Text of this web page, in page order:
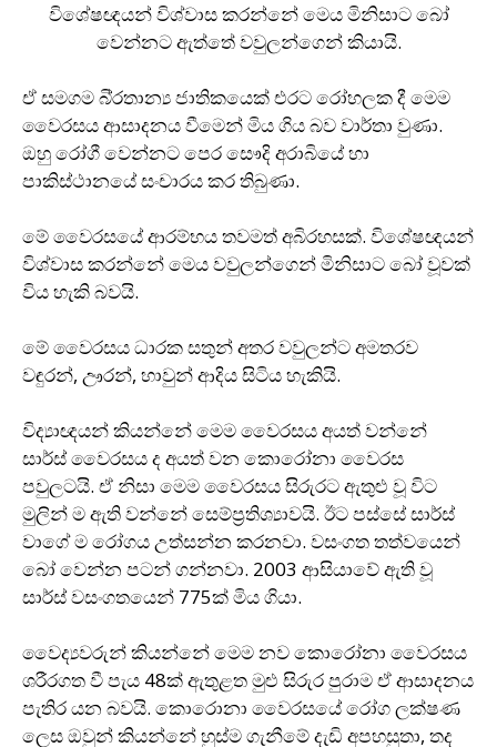
විශේෂඥයන් විශ්වාස කරන්නේ මෙය මිනිසාට බෝ
වෙන්නට ඇත්තේ වවුලන්ගෙන් කියායි.
ඒ සමගම බි‍්‍රතාන්‍ය ජාතිකයෙක් එරට රෝහලක දී මෙම
වෛරසය ආසාදනය වීමෙන් මිය ගිය බව වාර්තා වුණා.
ඔහු රෝගී වෙන්නට පෙර සෞදි අරාබියේ හා
පාකිස්ථානයේ සංචාරය කර තිබුණා.
මේ වෛරසයේ ආරම්භය තවමත් අබිරහසක්. විශේෂඥයන්
විශ්වාස කරන්නේ මෙය වවුලන්ගෙන් මිනිසාට බෝ වූවක්
විය හැකි බවයි.
මේ වෛරසය ධාරක සතුන් අතර වවුලන්ට අමතරව
වඳුරන්, ඌරන්, හාවුන් ආදිය සිටිය හැකියි.
විද්‍යාඥයන් කියන්නේ මෙම වෛරසය අයත් වන්නේ
සාර්ස් වෛරසය ද අයත් වන කොරෝනා වෛරස
පවුලටයි. ඒ නිසා මෙම වෛරසය සිරුරට ඇතුළු වූ විට
මුලින් ම ඇති වන්නේ සෙම්ප‍්‍රතිශ්‍යාවයි. ඊට පස්සේ සාර්ස්
වාගේ ම රෝගය උත්සන්න කරනවා. වසංගත තත්වයෙන්
බෝ වෙන්න පටන් ගන්නවා. 2003 ආසියාවේ ඇති වූ
සාර්ස් වසංගතයෙන් 775ක් මිය ගියා.
වෛද්‍යවරුන් කියන්නේ මෙම නව කොරෝනා වෛරසය
ශරීරගත වී පැය 48ක් ඇතුළත මුළු සිරුර පුරාම ඒ ආසාදනය
පැතිර යන බවයි. කොරොනා වෛරසයේ රෝග ලක්ෂණ
ලෙස ඔවුන් කියන්නේ හුස්ම ගැනීමේ දැඩි අපහසුතා, තද